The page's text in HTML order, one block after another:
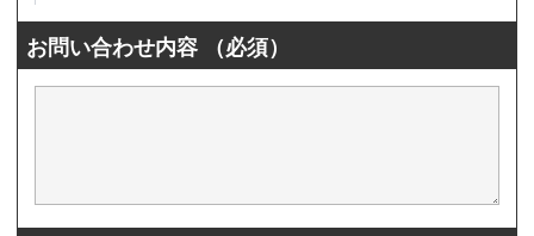
お問い合わせ内容 （必須）